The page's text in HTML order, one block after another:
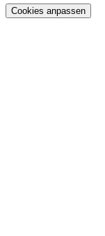
Cookies anpassen